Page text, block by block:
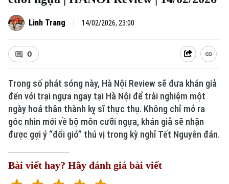
Xu hướng
Linh Trang 14/02/2026, 23:00
0
Trong số phát sóng này, Hà Nội Review sẽ đưa khán giả
đến với trại ngựa ngay tại Hà Nội để trải nghiệm một
ngày hoá thân thành kỵ sĩ thực thụ. Không chỉ mở ra
góc nhìn mới về bộ môn cưỡi ngựa, khán giả sẽ nhận
được gợi ý “đổi gió” thú vị trong kỳ nghỉ Tết Nguyên đán.
Bài viết hay? Hãy đánh giá bài viết